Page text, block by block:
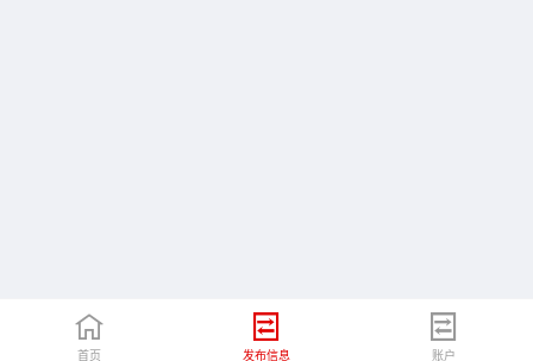
首页 发布信息 账户